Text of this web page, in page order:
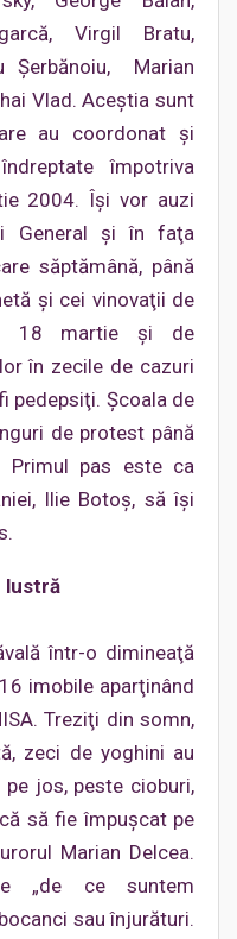
Virgil Bratu,
Şerbănoiu, Marian
Vlad. Aceştia sunt
au coordonat şi
împotriva
2004. Îşi vor auzi
General şi în faţa
săptămână, până
şi cei vinovaţii de
18 martie şi de
în zecile de cazuri
pedepsiţi. Şcoala de
de protest până
Primul pas este ca
Ilie Botoş, să îşi
lustră
într-o dimineaţă
imobile aparţinând
Treziţi din somn,
zeci de yoghini au
jos, peste cioburi,
să fie împuşcat pe
Marian Delcea.
„de ce suntem
sau înjurături.